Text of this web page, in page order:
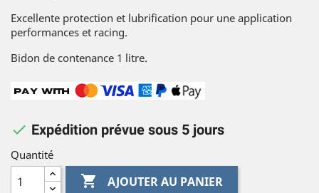
Excellente protection et lubrification pour une application
performances et racing.
Bidon de contenance 1 litre.
 Expédition prévue sous 5 jours
Quantité
 AJOUTER AU PANIER